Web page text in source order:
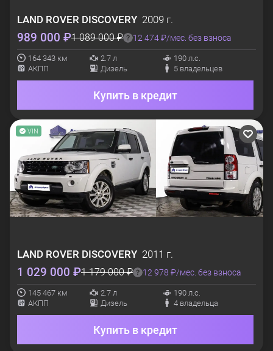
LAND ROVER DISCOVERY 2009 г.
989 000 ₽1 089 000 ₽ 12 474 ₽/мес. без взноса
164 343 км 2.7 л
190 л.с.
АКПП
Дизель 5 владельцев
Купить в кредит
VIN
LAND ROVER DISCOVERY 2011 г.
1 029 000 ₽1 179 000 ₽ 12 978 ₽/мес. без взноса
145 467 км 2.7 л
190 л.с.
АКПП
Дизель 4 владельца
Купить в кредит